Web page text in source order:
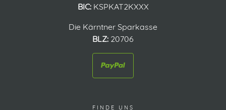
BIC:KSPKAT2KXXX
Die Kärntner Sparkasse
BLZ: 20706
FINDE UNS